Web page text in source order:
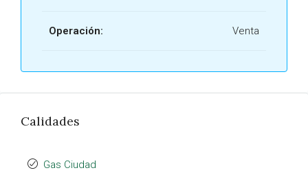
Operación: Venta
Calidades
Gas Ciudad